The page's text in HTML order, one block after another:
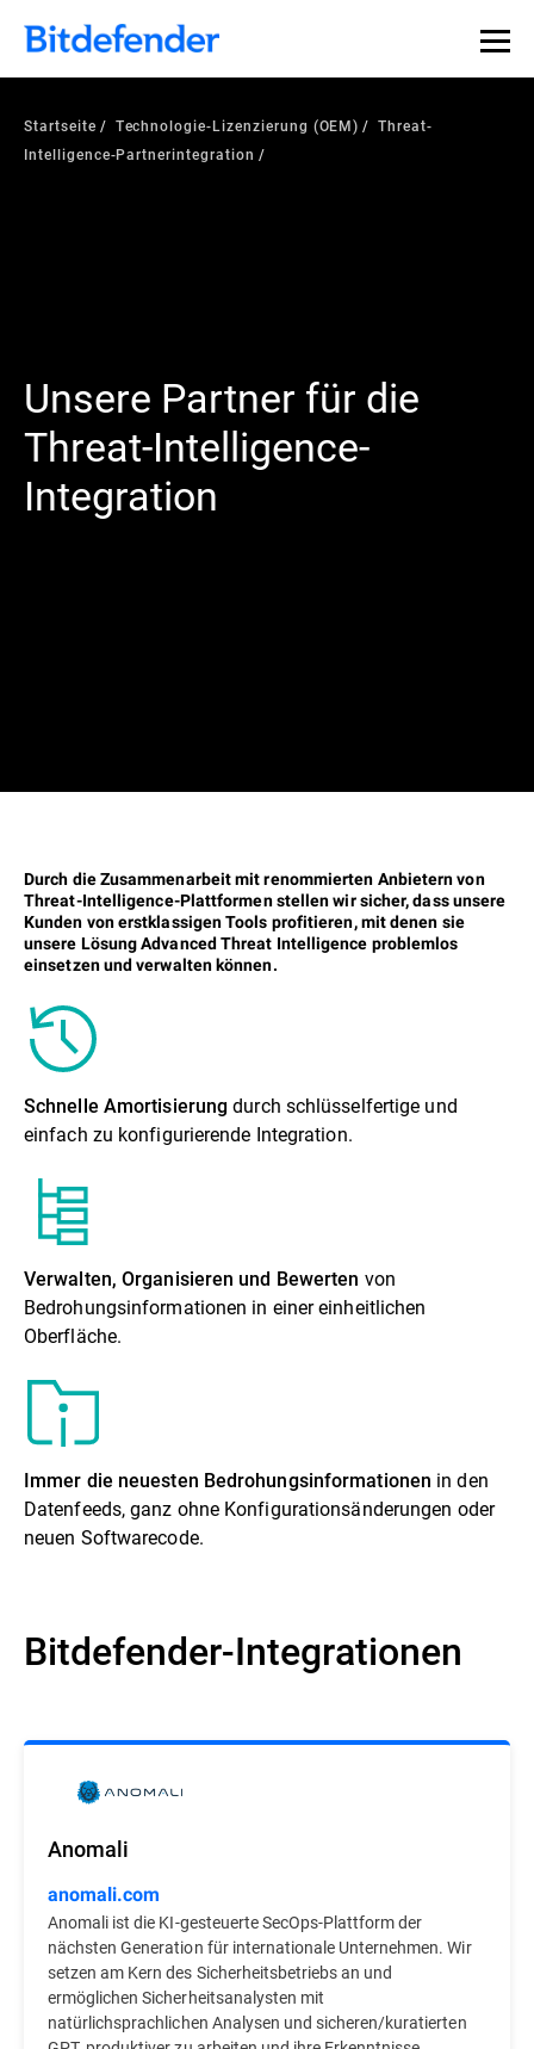
Startseite Technologie-Lizenzierung (OEM)
Threat-
Intelligence-Partnerintegration
Unsere Partner für die
Threat-Intelligence-
Integration
Durch die Zusammenarbeit mit renommierten Anbietern von
Threat-Intelligence-Plattformen stellen wir sicher, dass unsere
Kunden von erstklassigen Tools profitieren, mit denen sie
unsere Lösung Advanced Threat Intelligence problemlos
einsetzen und verwalten können.
Schnelle Amortisierungdurch schlüsselfertige und
einfach zu konfigurierende Integration.
Verwalten, Organisieren und Bewerten von
Bedrohungsinformationen in einer einheitlichen
Oberfläche.
Immer die neuesten Bedrohungsinformationen in den
Datenfeeds, ganz ohne Konfigurationsänderungen oder
neuen Softwarecode.
Bitdefender-Integrationen
Anomali
anomali.com
Anomali ist die KI-gesteuerte SecOps-Plattform der
nächsten Generation für internationale Unternehmen. Wir
setzen am Kern des Sicherheitsbetriebs an und
ermöglichen Sicherheitsanalysten mit
natürlichsprachlichen Analysen und sicheren/kuratierten